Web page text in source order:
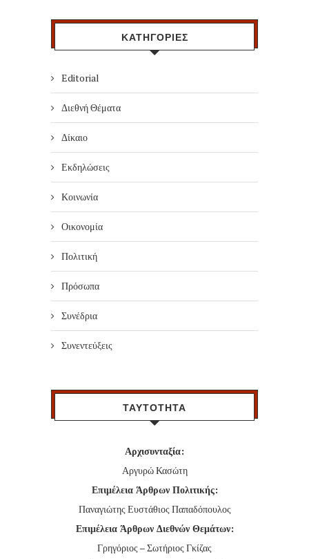
ΚΑΤΗΓΟΡΙΕΣ
Editorial
Διεθνή Θέματα
Δίκαιο
Εκδηλώσεις
Κοινωνία
Οικονομία
Πολιτική
Πρόσωπα
Συνέδρια
Συνεντεύξεις
ΤΑΥΤΟΤΗΤΑ
Αρχισυνταξία:
Αργυρώ Κασώτη
Επιμέλεια Άρθρων Πολιτικής:
Παναγιώτης Ευστάθιος Παπαδόπουλος
Επιμέλεια Άρθρων Διεθνών Θεμάτων:
Γρηγόριος – Σωτήριος Γκίζας